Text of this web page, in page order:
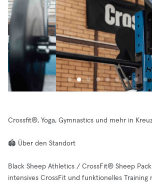
Crossfit®, Yoga, Gymnastics und mehr in
🏟️ Über den Standort
Black Sheep Athletics / CrossFit® Sheep
intensives CrossFit und funktionelles